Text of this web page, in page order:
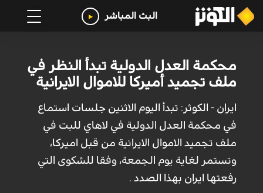
البث المباشر
محكمة العدل الدولية تبدأ النظر في
ملف تجميد أميركا للاموال الايرانية
ايران - الكوثر: تبدأ اليوم الاثنين جلسات استماع
في محكمة العدل الدولية في لاهاي للبت في
ملف تجميد الاموال الايرانية من قبل اميركا،
وتستمر لغاية يوم الجمعة، وفقا للشكوى التي
رفعتها ايران بهذا الصدد .